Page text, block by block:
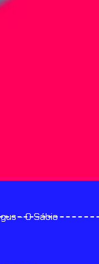
- O Sábio